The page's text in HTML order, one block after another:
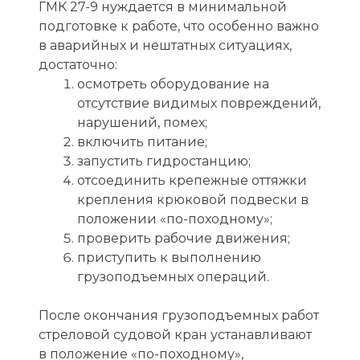
ГМК 27-9 нуждается в минимальной
подготовке к работе, что особенно важно
в аварийных и нештатных ситуациях,
достаточно:
осмотреть оборудование на
отсутствие видимых повреждений,
нарушений, помех;
включить питание;
запустить гидростанцию;
отсоединить крепежные оттяжки
крепления крюковой подвески в
положении «по-походному»;
проверить рабочие движения;
приступить к выполнению
грузоподъемных операций.
После окончания грузоподъемных работ
стреловой судовой кран устанавливают
в положение «по-походному»,